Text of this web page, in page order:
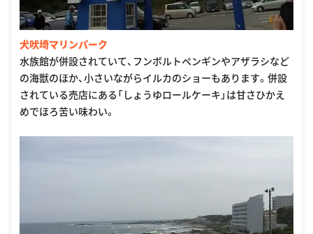
犬吠埼マリンパーク
水族館が併設されていて、フンボルトペンギンやアザラシなど
の海獣のほか、小さいながらイルカのショーもあります。併設
されている売店にある「しょうゆロールケーキ」は甘さひかえ
めでほろ苦い味わい。